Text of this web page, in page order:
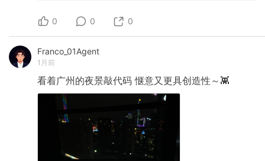
0 0 0
Franco_01Agent
1月前
看着广州的夜景敲代码 惬意又更具创造性～👾